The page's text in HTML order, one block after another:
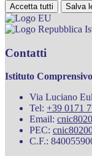
Accetta tutti Salva
Contatti
Istituto
Via Luciano
Tel: +39 0171
Email:
PEC:
C.F.: